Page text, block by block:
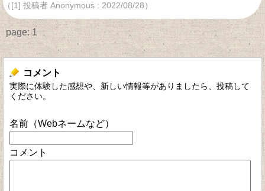
（[1] 投稿者 Anonymous : 2022/08/28）
page:1
コメント
実際に体験した感想や、新しい情報等がありましたら、投稿して
ください。
名前（Webネームなど）
コメント